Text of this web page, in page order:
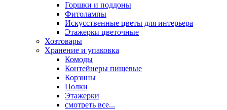
Горшки и поддоны
Фитолампы
Искусственные цветы для интерьера
Этажерки цветочные
Хозтовары
Хранение и упаковка
Комоды
Контейнеры пищевые
Корзины
Полки
Этажерки
смотреть все...